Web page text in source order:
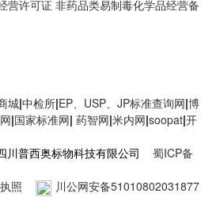
营许可证 非药品类易制毒化学品经营备
城|中检所|EP、USP、JP标准查询网|博
|国家标准网| 药智网|米内网|soopat|开
普西奥标物科技有限公司 蜀ICP备
照
川公网安备51010802031877